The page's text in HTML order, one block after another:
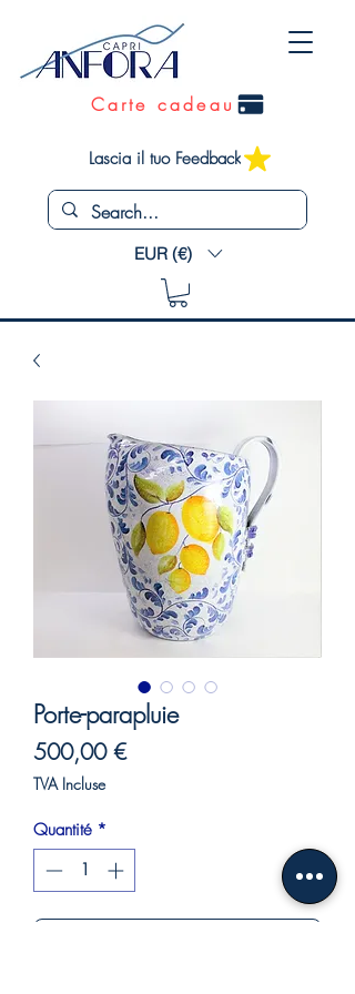
Carte cadeau
Lascia il tuo Feedback
EUR (€)
Porte-parapluie
500,00 €Prix
TVA Incluse
Quantité *